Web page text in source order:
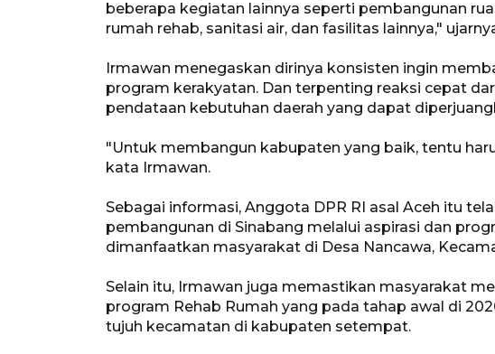
beberapa kegiatan lainnya seperti pembangunan
rumah rehab, sanitasi air, dan fasilitas lainnya,"
Irmawan menegaskan dirinya konsisten ingin
program kerakyatan. Dan terpenting reaksi cepat
pendataan kebutuhan daerah yang dapat
"Untuk membangun kabupaten yang baik, tentu
kata Irmawan.
Sebagai informasi, Anggota DPR RI asal Aceh itu
pembangunan di Sinabang melalui aspirasi dan
dimanfaatkan masyarakat di Desa Nancawa,
Selain itu, Irmawan juga memastikan masyarakat
program Rehab Rumah yang pada tahap awal di
tujuh kecamatan di kabupaten setempat.